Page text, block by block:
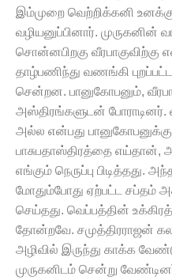
இம்முறை வெற்றிக்கனி
வழியனுப்பினார். முருகனின்
சொன்னபிறகு
தாழ்பணிந்து வணங்கி
சென்றன. பானுகோபனும்,
அஸ்திரங்களுடன் போராடினர்.
அல்ல என்பது பானுகோபனுக்கு
பாசுபதாஸ்திரத்தை எய்தான்,
எங்கும் நெருப்பு
மோதும்போது ஏற்பட்ட சப்தம்
செய்தது. வெப்பத்தின்
தோன்றவே. சமுத்திரராஜன்
அழிவில் இருந்து காக்க
முருகனிடம் சென்று